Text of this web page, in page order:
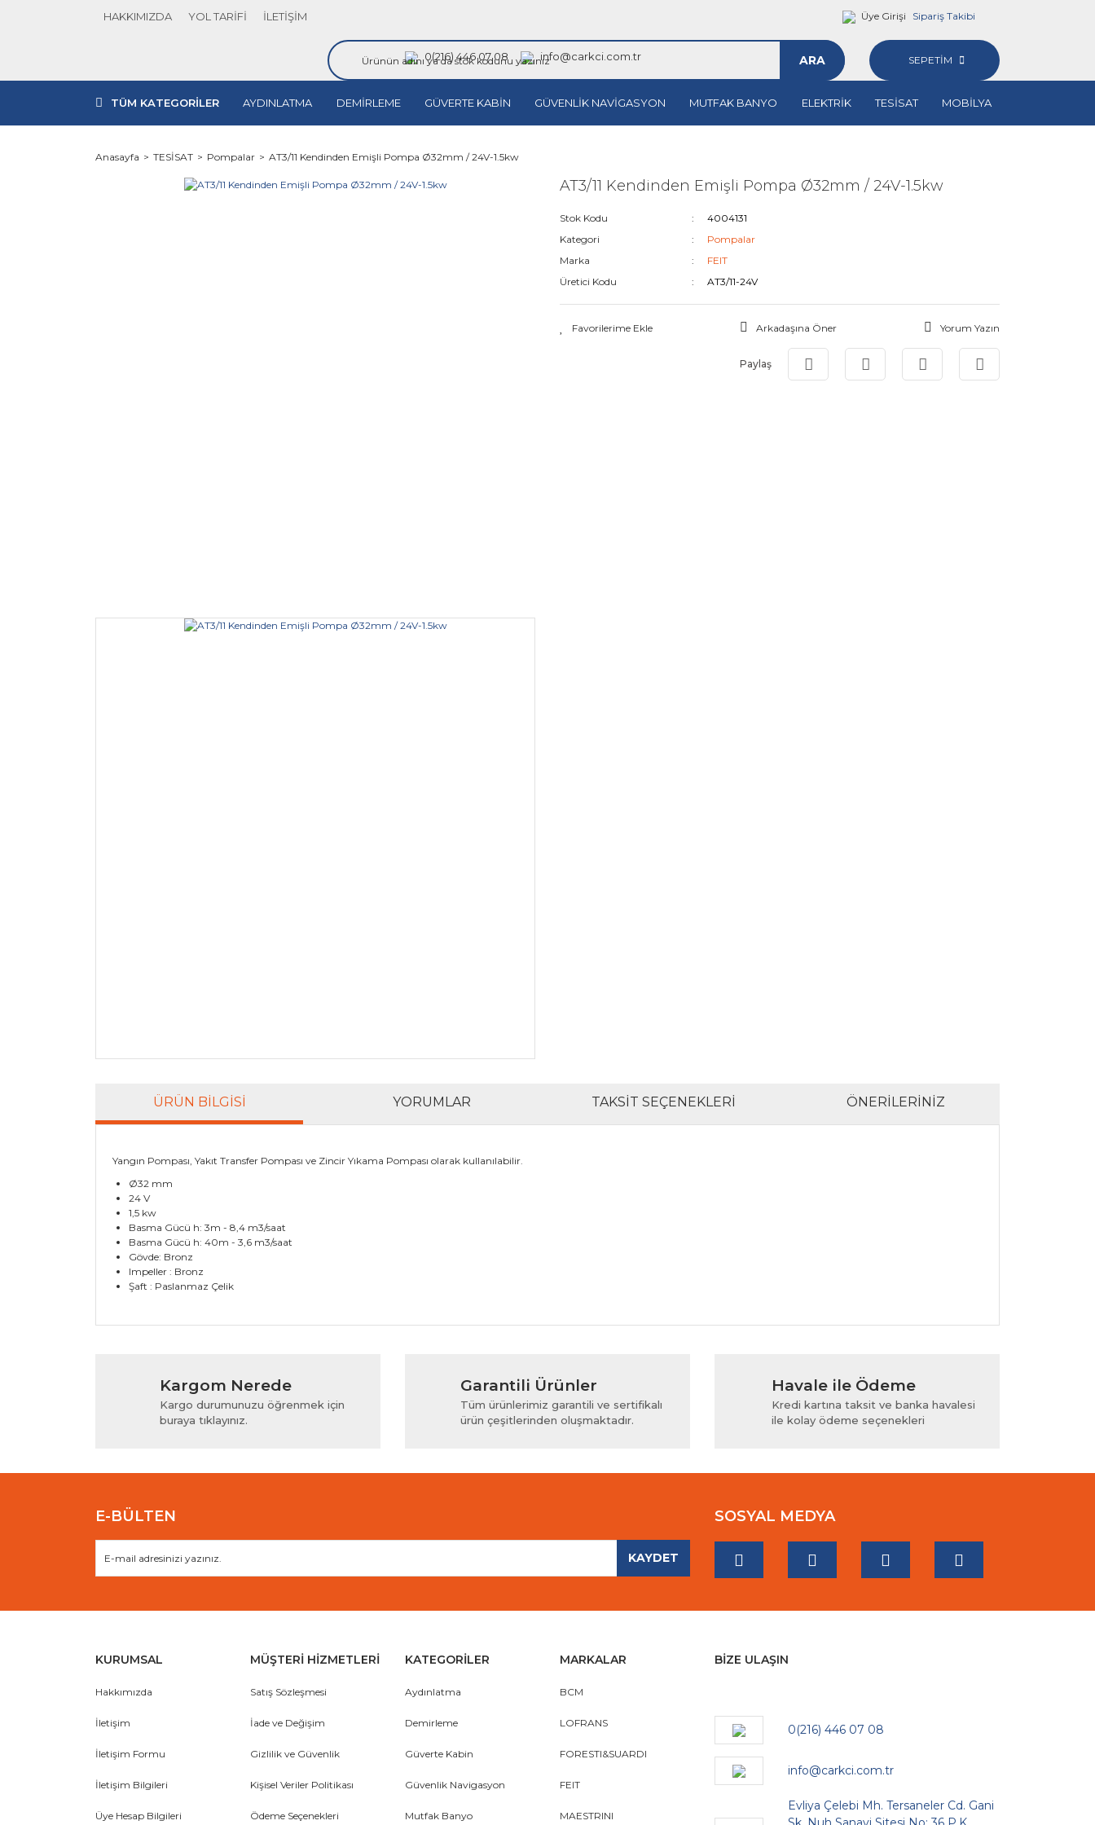
HAKKIMIZDA YOL TARİFİ İLETİŞİM Üye Girişi Sipariş Takibi
0(216) 446 07 08 info@carkci.com.tr ARA SEPETİM
TÜM KATEGORİLER AYDINLATMA DEMİRLEME GÜVERTE KABİN GÜVENLİK NAVİGASYON MUTFAK BANYO ELEKTRİK TESİSAT MOBİLYA
Anasayfa TESİSAT Pompalar AT3/11 Kendinden Emişli Pompa Ø32mm / 24V-1.5kw
AT3/11 Kendinden Emişli Pompa Ø32mm / 24V-1.5kw
Stok Kodu
4004131
Kategori
Pompalar
Marka
FEIT
Üretici Kodu
AT3/11-24V
Arkadaşına Öner Yorum Yazın
Paylaş
ÜRÜN BILGISI YORUMLAR TAKSIT SEÇENEKLERI ÖNERILERINIZ
Yangın Pompası, Yakıt Transfer Pompası ve Zincir Yıkama Pompası olarak kullanılabilir.
Ø32 mm
24 V
1,5 kw
Basma Gücü h: 3m - 8,4 m3/saat
Basma Gücü h: 40m - 3,6 m3/saat
Gövde: Bronz
Impeller : Bronz
Şaft : Paslanmaz Çelik
Yorum Yaz
Bu ürünün fiyat bilgisi, resim, ürün açıklamalarında ve diğer konularda yetersiz gördüğünüz noktaları öneri formunu kullanarak tarafımıza iletebilirsiniz.
Ürün resmi kalitesiz, bozuk veya görüntülenemiyor.
Ürün açıklamasında eksik bilgiler bulunuyor.
Ürün bilgilerinde hatalar bulunuyor.
Bu ürüne benzer farklı alternatifler olmalı.
Kargom Nerede
Kargo durumunuzu öğrenmek için
buraya tıklayınız.
Garantili Ürünler
Tüm ürünlerimiz garantili ve sertifikalı
ürün çeşitlerinden oluşmaktadır.
Havale ile Ödeme
Kredi kartına taksit ve banka havalesi
ile kolay ödeme seçenekleri
E-BÜLTEN
KAYDET
SOSYAL MEDYA
KURUMSAL
Hakkımızda
İletişim
İletişim Formu
İletişim Bilgileri
Üye Hesap Bilgileri
MÜŞTERİ HİZMETLERİ
Satış Sözleşmesi
İade ve Değişim
Gizlilik ve Güvenlik
Kişisel Veriler Politikası
Ödeme Seçenekleri
KATEGORİLER
Aydınlatma
Demirleme
Güverte Kabin
Güvenlik Navigasyon
Mutfak Banyo
MARKALAR
BCM
LOFRANS
FORESTI&SUARDI
FEIT
MAESTRINI
BİZE ULAŞIN
0(216) 446 07 08
info@carkci.com.tr
Evliya Çelebi Mh. Tersaneler Cd. Gani